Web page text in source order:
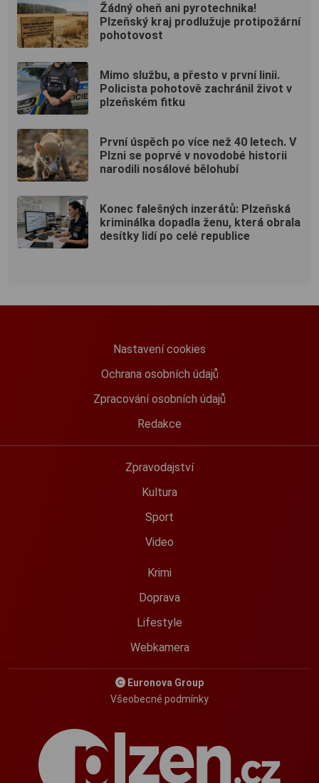
Žádný oheň ani pyrotechnika!
Plzeňský kraj prodlužuje protipožární
pohotovost
Mimo službu, a přesto v první linii.
Policista pohotově zachránil život v
plzeňském fitku
První úspěch po více než 40 letech. V
Plzni se poprvé v novodobé historii
narodili nosálové bělohubí
Konec falešných inzerátů: Plzeňská
kriminálka dopadla ženu, která obrala
desítky lidí po celé republice
Nastavení cookies
Ochrana osobních údajů
Zpracování osobních údajů
Redakce
Zpravodajství
Kultura
Sport
Video
Krimi
Doprava
Lifestyle
Webkamera
Euronova Group
Všeobecné podmínky